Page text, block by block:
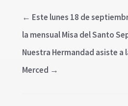
← Este lunes 18 de
la mensual Misa del Santo
Nuestra Hermandad asiste a
Merced →